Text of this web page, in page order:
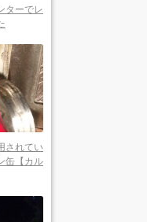
ターでレ
されてい
缶【カル